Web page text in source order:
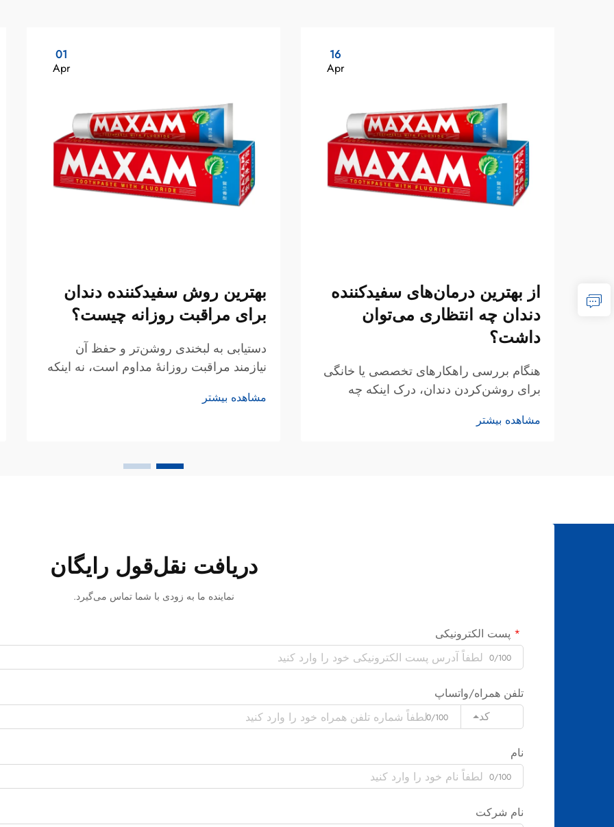
16
Apr
از بهترین درمان‌های سفیدکننده
دندان چه انتظاری می‌توان
داشت؟
هنگام بررسی راهکارهای تخصصی یا خانگی
برای روشن‌کردن دندان، درک اینکه چه
تعریف می‌کنند، برای اتخاذ تصمیمات آگاهانه
مشاهده بیشتر
01
Apr
بهترین روش سفیدکننده دندان
برای مراقبت روزانه چیست؟
دستیابی به لبخندی روشن‌تر و حفظ آن
نیازمند مراقبت روزانهٔ مداوم است، نه اینکه
باشیم. مؤثرترین روش سفید کردن دندان
مشاهده بیشتر
دریافت نقل‌قول رایگان
نماینده ما به زودی با شما تماس می‌گیرد.
پست الکترونیکی
0/100
تلفن همراه/واتساپ
کد
0/100
نام
0/100
نام شرکت